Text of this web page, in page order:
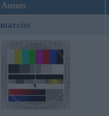
Autors
marciss